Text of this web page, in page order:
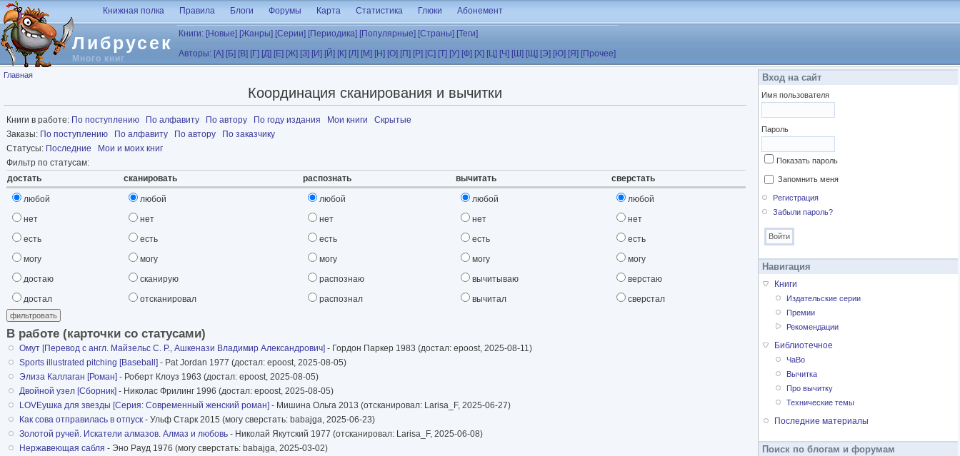
Перейти к основному содержанию
Либрусек
Много книг
Книжная полка Правила Блоги Форумы Карта Статистика Глюки Абонемент
Книги: [Новые] [Жанры] [Серии] [Периодика] [Популярные] [Страны] [Теги]
Авторы: [А] [Б] [В] [Г] [Д] [Е] [Ж] [З] [И] [Й] [К] [Л] [М] [Н] [О] [П] [Р] [С] [Т] [У] [Ф] [Х] [Ц] [Ч] [Ш] [Щ] [Э] [Ю] [Я] [Прочее]
Вы здесь
Главная
Координация сканирования и вычитки
Книги в работе: По поступлению По алфавиту По автору По году издания Мои книги
Скрытые
Заказы: По поступлению По алфавиту По автору
По заказчику
Статусы: Последние
Мои и моих книг
Фильтр по статусам:
достать
сканировать распознать вычитать сверстать
любой любой любой любой
любой
нет
нет нет нет
нет
есть
есть есть есть
есть
могу
могу могу могу
могу
достаю
сканирую распознаю вычитываю
верстаю
достал
отсканировал распознал вычитал сверстал
В работе (карточки со статусами)
Омут [Перевод с англ. Майзельс С. Р., Ашкенази Владимир Александрович] - Гордон Паркер 1983 (достал: epoost, 2025-08-11)
Sports illustrated pitching [Baseball] - Pat Jordan 1977 (достал: epoost, 2025-08-05)
Элиза Каллаган [Роман] - Роберт Клоуз 1963 (достал: epoost, 2025-08-05)
Двойной узел [Сборник] - Николас Фрилинг 1996 (достал: epoost, 2025-08-05)
LOVEушка для звезды [Серия: Современный женский роман] - Мишина Ольга 2013 (отсканировал: Larisa_F, 2025-06-27)
Как сова отправилась в отпуск - Ульф Старк 2015 (могу сверстать: babajga, 2025-06-23)
Золотой ручей. Искатели алмазов. Алмаз и любовь - Николай Якутский 1977 (отсканировал: Larisa_F, 2025-06-08)
Нержавеющая сабля - Эно Рауд 1976 (могу сверстать: babajga, 2025-03-02)
Вход на сайт
Имя пользователя
Пароль
Показать пароль
Запомнить меня
Регистрация
Забыли пароль?
Навигация
Книги
Издательские серии
Премии
Рекомендации
Библиотечное
ЧаВо
Вычитка
Про вычитку
Технические темы
Последние материалы
Поиск по блогам и форумам